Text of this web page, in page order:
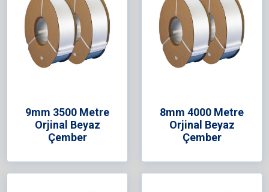
9mm 3500 Metre
Orjinal Beyaz
Çember
8mm 4000 Metre
Orjinal Beyaz
Çember